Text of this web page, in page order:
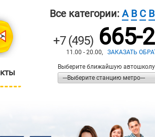
Все категории: A B C
+7 (495) 665-
11.00 - 20.00, ЗАКАЗАТЬ
Выберите ближайшую
---Выберите станцию метро---